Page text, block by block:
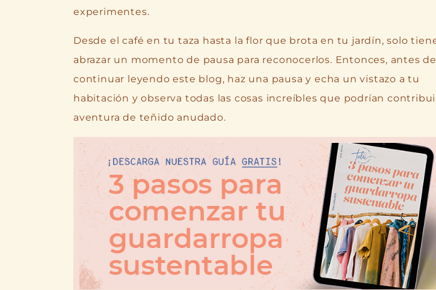
experimentes.
Desde el café en tu taza hasta la flor que brota en tu jardín, solo
abrazar un momento de pausa para reconocerlos. Entonces, antes de
continuar leyendo este blog, haz una pausa y echa un vistazo a tu
habitación y observa todas las cosas increíbles que podrían
aventura de teñido anudado.